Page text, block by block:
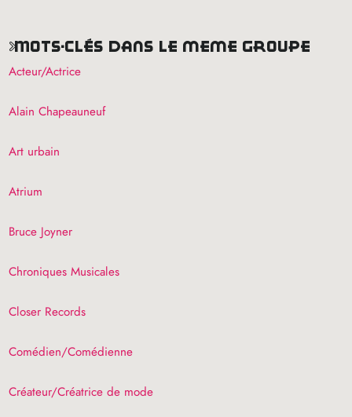
mots-clés dans le même groupe
Acteur/Actrice
Alain Chapeauneuf
Art urbain
Atrium
Bruce Joyner
Chroniques Musicales
Closer Records
Comédien/Comédienne
Créateur/Créatrice de mode